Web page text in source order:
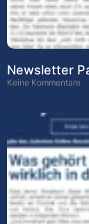
Newsletter
Keine Kommentare